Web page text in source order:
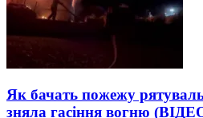
Як бачать пожежу
зняла гасіння вогню